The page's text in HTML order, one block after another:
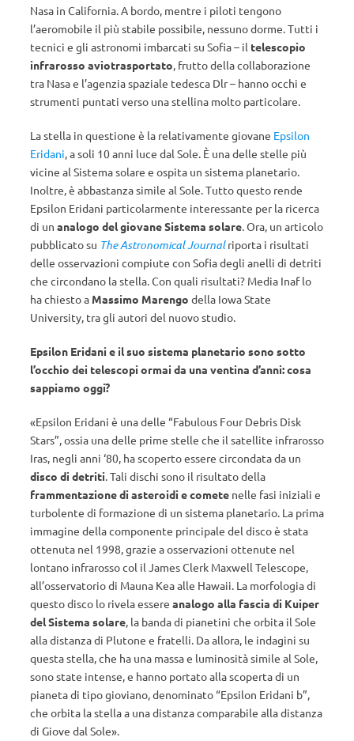
Nasa in California. A bordo, mentre i piloti tengono
l’aeromobile il più stabile possibile, nessuno dorme. Tutti i
tecnici e gli astronomi imbarcati su Sofia – il telescopio
infrarosso aviotrasportato, frutto della collaborazione
tra Nasa e l’agenzia spaziale tedesca Dlr – hanno occhi e
strumenti puntati verso una stellina molto particolare.
La stella in questione è la relativamente giovane Epsilon
Eridani, a soli 10 anni luce dal Sole. È una delle stelle più
vicine al Sistema solare e ospita un sistema planetario.
Inoltre, è abbastanza simile al Sole. Tutto questo rende
Epsilon Eridani particolarmente interessante per la ricerca
di un analogo del giovane Sistema solare. Ora, un articolo
pubblicato su The Astronomical Journalriporta i risultati
delle osservazioni compiute con Sofia degli anelli di detriti
che circondano la stella. Con quali risultati? Media Inaf lo
ha chiesto a Massimo Marengo della Iowa State
University, tra gli autori del nuovo studio.
Epsilon Eridani e il suo sistema planetario sono sotto
l’occhio dei telescopi ormai da una ventina d’anni: cosa
sappiamo oggi?
«Epsilon Eridani è una delle “Fabulous Four Debris Disk
Stars”, ossia una delle prime stelle che il satellite infrarosso
Iras, negli anni ‘80, ha scoperto essere circondata da un
disco di detriti. Tali dischi sono il risultato della
frammentazione di asteroidi e comete nelle fasi iniziali e
turbolente di formazione di un sistema planetario. La prima
immagine della componente principale del disco è stata
ottenuta nel 1998, grazie a osservazioni ottenute nel
lontano infrarosso col il James Clerk Maxwell Telescope,
all’osservatorio di Mauna Kea alle Hawaii. La morfologia di
questo disco lo rivela essere analogo alla fascia di Kuiper
del Sistema solare, la banda di pianetini che orbita il Sole
alla distanza di Plutone e fratelli. Da allora, le indagini su
questa stella, che ha una massa e luminosità simile al Sole,
sono state intense, e hanno portato alla scoperta di un
pianeta di tipo gioviano, denominato “Epsilon Eridani b”,
che orbita la stella a una distanza comparabile alla distanza
di Giove dal Sole».